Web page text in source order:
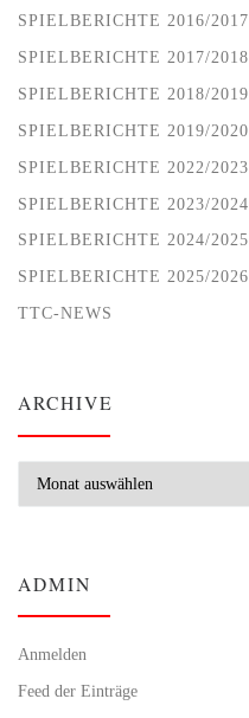
SPIELBERICHTE 2016/2017
SPIELBERICHTE 2017/2018
SPIELBERICHTE 2018/2019
SPIELBERICHTE 2019/2020
SPIELBERICHTE 2022/2023
SPIELBERICHTE 2023/2024
SPIELBERICHTE 2024/2025
SPIELBERICHTE 2025/2026
TTC-NEWS
ARCHIVE
ADMIN
Anmelden
Feed der Einträge